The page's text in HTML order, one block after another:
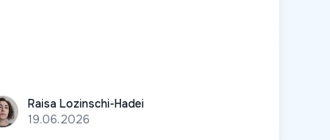
Lozinschi-Hadei
Raisa Lozinschi-Hadei
19.06.2026